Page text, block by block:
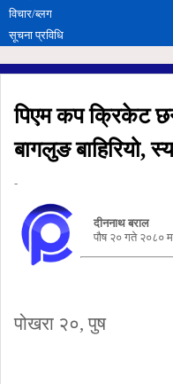
विचार/ब्लग
सूचना प्रविधि
पिएम कप क्रिकेट
बागलुङ बाहिरियो,
-
दीननाथ बराल
पौष २० गते २०८०
पोखरा २०, पुष